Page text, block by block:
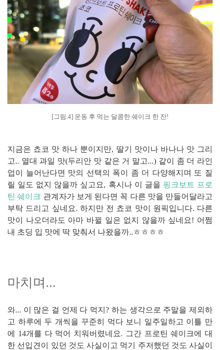
[그림.4] 운동 후 먹는 달콤한 쉐이크 한 잔!
지금은 쵸코 맛 하나 뿐이지만, 딸기 맛이나 바나나 맛 그리
고.. 열대 과일 맛(두리안 맛 같은 거 말고...) 같이 좀 더 라인
업이 늘어난다면 맛의 선택의 폭이 좀 더 다양해지며 또 질
릴 일도 없지 않을까 싶고요, 혹시나 이 글을 핑크보트 프로
틴 쉐이크 관계자가 보게 된다면 꼭 다른 맛을 만들어달라고
부탁 드리고 싶네요. 하지만 전 쵸코 맛이 원픽입니다. 다른
맛이 나오더라도 아마 바뀔 일은 없지 않을까 싶네요! 어쩜
내 초딩 입 맛에 딱 맞춰서 나왔을까..ㅎㅎㅎㅎ
마치며...
와... 이 많은 걸 언제 다 먹지? 하는 생각으로 주말을 제외하
고 하루에 두 개씩을 꾸준히 먹다 보니 일주일하고 이틀 만
에 14개를 다 먹어 치워버렸네요. 그간 프로틴 쉐이크에 대
한 선입견이 있던 것도 사실이고 먹기 주저했던 것도 사실이